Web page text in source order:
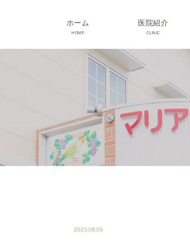
ホーム
HOME
医院紹介
CLINIC
院長･スタッフ紹介
診療時間･アクセス
院内紹介･初診の方へ
医院設備
2023.08.05